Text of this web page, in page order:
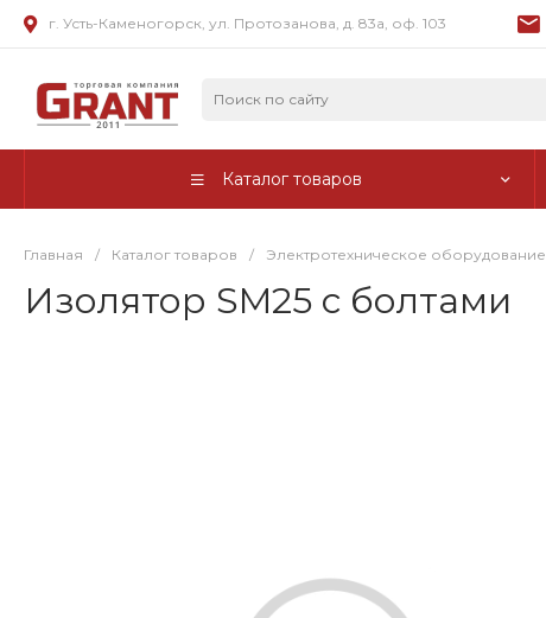
г. Усть-Каменогорск, ул. Протозанова, д. 83а, оф. 103
Каталог товаров
Главная / Каталог товаров / Электротехническое оборудование
Изолятор SM25 с болтами